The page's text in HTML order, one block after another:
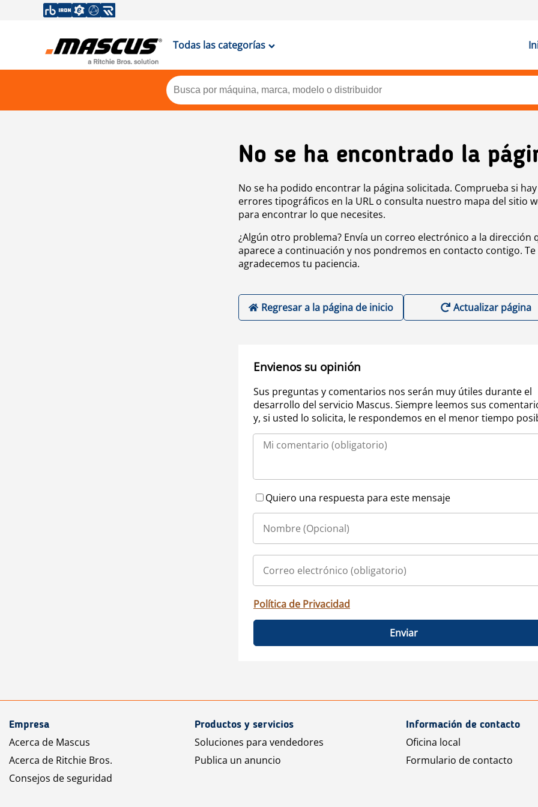
Todas las categorías
No se ha encontrado la
No se ha podido encontrar la página solicitada. Comprueba si hay
errores tipográficos en la URL o consulta nuestro mapa del sitio
para encontrar lo que necesites.
¿Algún otro problema? Envía un correo electrónico a la dirección
aparece a continuación y nos pondremos en contacto contigo. Te
agradecemos tu paciencia.
Regresar a la página de inicio Actualizar página
Envienos su opinión
Sus preguntas y comentarios nos serán muy útiles durante el
desarrollo del servicio Mascus. Siempre leemos sus
y, si usted lo solicita, le respondemos en el menor tiempo
Quiero una respuesta para este mensaje
Política de Privacidad
Enviar
Empresa
Acerca de Mascus
Acerca de Ritchie Bros.
Consejos de seguridad
Productos y servicios
Soluciones para vendedores
Publica un anuncio
Información de contacto
Oficina local
Formulario de contacto